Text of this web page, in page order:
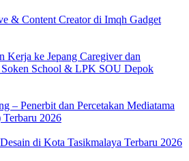
& Content Creator di Imqh Gadget
Kerja ke Jepang Caregiver dan
School & LPK SOU Depok
– Penerbit dan Percetakan Mediatama
2026
di Kota Tasikmalaya Terbaru 2026